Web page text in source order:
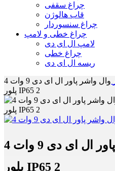
چراغ سقفی
قاب هالوژن
چراغ سنسوردار
چراغ خطی و لامپ
لامپ ال ای دی
چراغ خطی
ریسه ال ای دی
وال واشر پاور ال ای دی 9 وات 4M فورام
پلور IP65 2
وال واشر پاور ال ای دی 9 وات 4M فورام
پلور IP65 2